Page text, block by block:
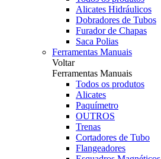
Alicates Hidráulicos
Dobradores de Tubos
Furador de Chapas
Saca Polias
Ferramentas Manuais
Voltar
Ferramentas Manuais
Todos os produtos
Alicates
Paquímetro
OUTROS
Trenas
Cortadores de Tubo
Flangeadores